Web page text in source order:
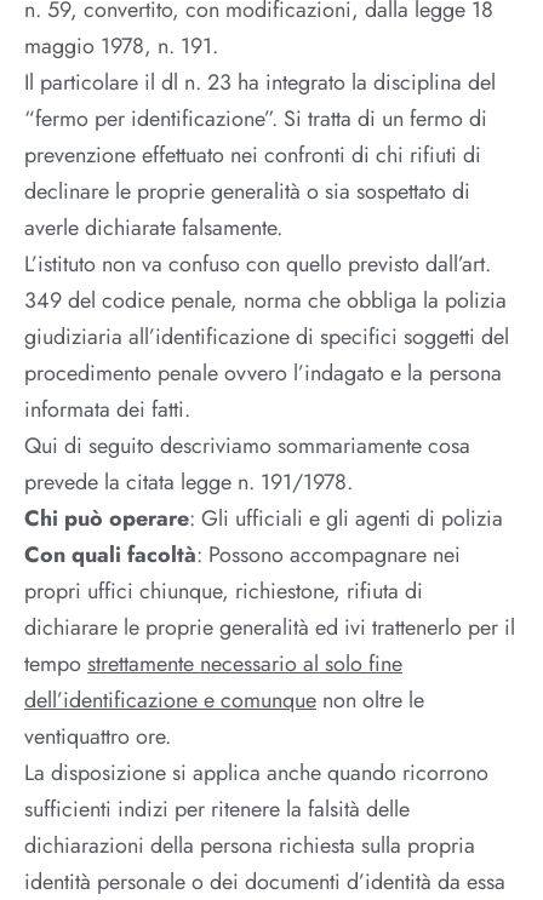
n. 59, convertito, con modificazioni, dalla legge 18
maggio 1978, n. 191.
Il particolare il dl n. 23 ha integrato la disciplina del
“fermo per identificazione”. Si tratta di un fermo di
prevenzione effettuato nei confronti di chi rifiuti di
declinare le proprie generalità o sia sospettato di
averle dichiarate falsamente.
L’istituto non va confuso con quello previsto dall’art.
349 del codice penale, norma che obbliga la polizia
giudiziaria all’identificazione di specifici soggetti del
procedimento penale ovvero l’indagato e la persona
informata dei fatti.
Qui di seguito descriviamo sommariamente cosa
prevede la citata legge n. 191/1978.
Chi può operare: Gli ufficiali e gli agenti di polizia
Con quali facoltà: Possono accompagnare nei
propri uffici chiunque, richiestone, rifiuta di
dichiarare le proprie generalità ed ivi trattenerlo per il
tempostrettamente necessario al solo fine
dell’identificazione e comunque non oltre le
ventiquattro ore.
La disposizione si applica anche quando ricorrono
sufficienti indizi per ritenere la falsità delle
dichiarazioni della persona richiesta sulla propria
identità personale o dei documenti d’identità da essa